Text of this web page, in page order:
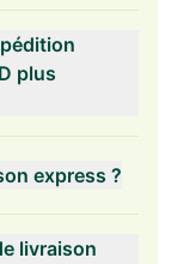
plus
express ?
livraison